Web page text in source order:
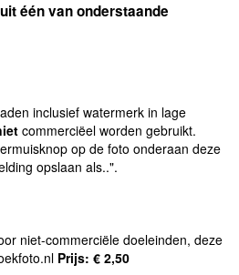
één van onderstaande
inclusief watermerk in lage
commerciëel worden gebruikt.
op de foto onderaan deze
opslaan als..".
niet-commerciële doeleinden, deze
Prijs: € 2,50